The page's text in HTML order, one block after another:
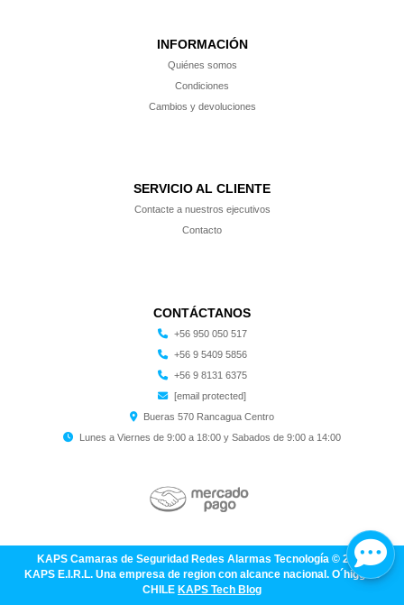
INFORMACIÓN
Quiénes somos
Condiciones
Cambios y devoluciones
SERVICIO AL CLIENTE
Contacte a nuestros ejecutivos
Contacto
CONTÁCTANOS
+56 950 050 517
+56 9 5409 5856
+56 9 8131 6375
[email protected]
Bueras 570 Rancagua Centro
Lunes a Viernes de 9:00 a 18:00 y Sabados de 9:00 a 14:00
KAPS Camaras de Seguridad Redes Alarmas Tecnología © 2026
KAPS E.I.R.L. Una empresa de region con alcance nacional. O´higgins
CHILE KAPS Tech Blog